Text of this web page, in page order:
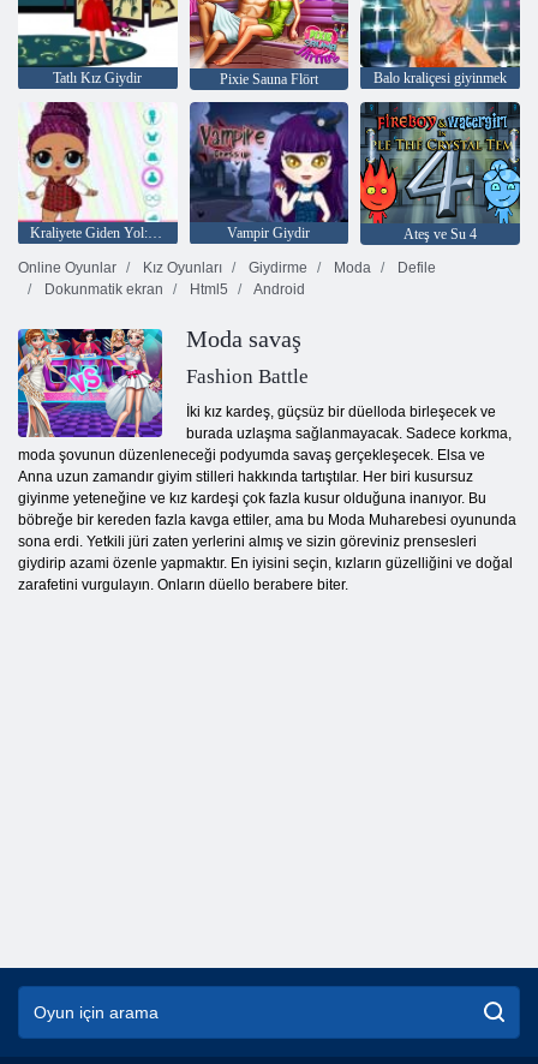
Tatlı Kız Giydir Pixie Sauna Flört Balo kraliçesi giyinmek
Vampir Giydir
Ateş ve Su 4
Online Oyunlar
Kız Oyunları Giydirme Moda
Defile
Dokunmatik ekran
Html5 Android
Moda savaş
Fashion Battle
İki kız kardeş, güçsüz bir düelloda birleşecek ve
burada uzlaşma sağlanmayacak. Sadece korkma,
moda şovunun düzenleneceği podyumda savaş gerçekleşecek. Elsa ve
Anna uzun zamandır giyim stilleri hakkında tartıştılar. Her biri kusursuz
giyinme yeteneğine ve kız kardeşi çok fazla kusur olduğuna inanıyor. Bu
böbreğe bir kereden fazla kavga ettiler, ama bu Moda Muharebesi oyununda
sona erdi. Yetkili jüri zaten yerlerini almış ve sizin göreviniz prensesleri
giydirip azami özenle yapmaktır. En iyisini seçin, kızların güzelliğini ve doğal
zarafetini vurgulayın. Onların düello berabere biter.